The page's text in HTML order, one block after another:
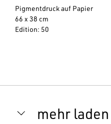
Pigmentdruck auf Papier
66 x 38 cm
Edition: 50
mehr laden